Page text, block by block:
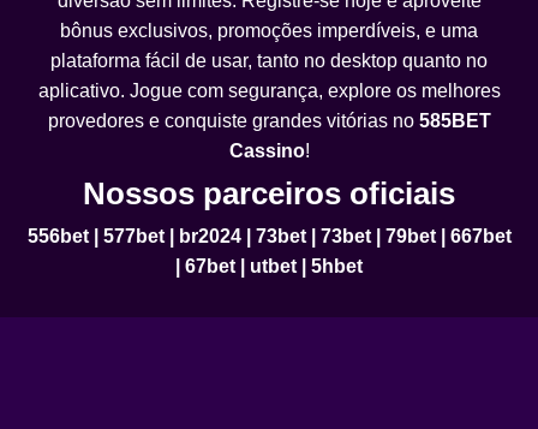
bônus exclusivos, promoções imperdíveis, e uma
plataforma fácil de usar, tanto no desktop quanto no
aplicativo. Jogue com segurança, explore os melhores
provedores e conquiste grandes vitórias no 585BET
Cassino!
Nossos parceiros oficiais
556bet| 577bet| br2024| 73bet| 73bet| 79bet| 667bet
67bet utbet 5hbet